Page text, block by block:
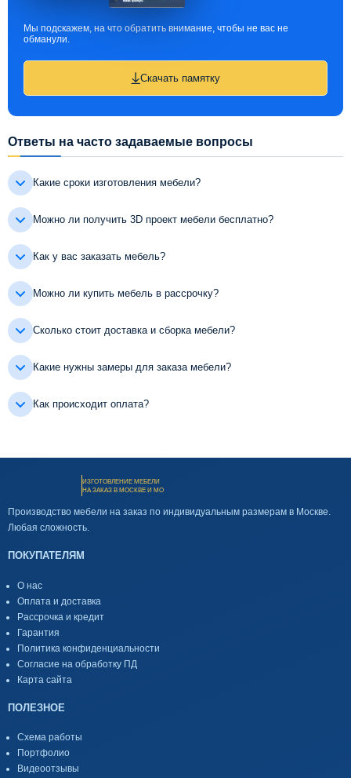
Мы подскажем, на что обратить внимание, чтобы не вас не
обманули.
Скачать памятку
Ответы на часто задаваемые вопросы
Какие сроки изготовления мебели?
Можно ли получить 3D проект мебели бесплатно?
Как у вас заказать мебель?
Можно ли купить мебель в рассрочку?
Сколько стоит доставка и сборка мебели?
Какие нужны замеры для заказа мебели?
Как происходит оплата?
ИЗГОТОВЛЕНИЕ МЕБЕЛИ
НА ЗАКАЗ В МОСКВЕ И МО
Производство мебели на заказ по индивидуальным размерам в Москве.
Любая сложность.
ПОКУПАТЕЛЯМ
О нас
Оплата и доставка
Рассрочка и кредит
Гарантия
Политика конфиденциальности
Согласие на обработку ПД
Карта сайта
ПОЛЕЗНОЕ
Схема работы
Портфолио
Видеоотзывы